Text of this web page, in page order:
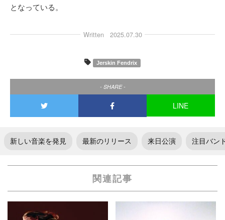
となっている。
Written 2025.07.30
Jerskin Fendrix
- SHARE -
LINE
新しい音楽を発見 最新のリリース 来日公演 注目バン
関連記事